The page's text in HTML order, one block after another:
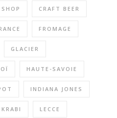
CRAFT BEER
FROMAGE
GLACIER
HAUTE-SAVOIE
INDIANA JONES
KRABI LECCE